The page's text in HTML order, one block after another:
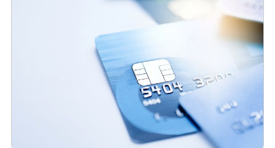
クレジットカードの年会費は？無料・有料のメリ
ットや選び方を分かりやすく解説
クレジットカードの作り方は？必要なものや初め
ての1枚を選ぶ際のポイントも解説
クレジットカードのセキュリティコードとは？役
割や確認方法、不正利用対策を解説